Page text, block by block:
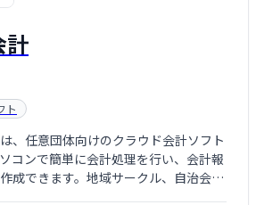
計
ト
、任意団体向けのクラウド会計ソフト
コンで簡単に会計処理を行い、会計報
成できます。地域サークル、自治会、